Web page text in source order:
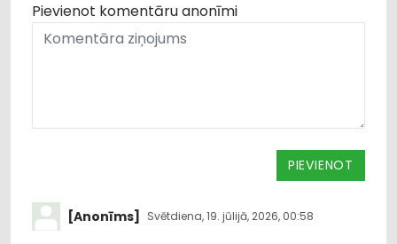
Pievienot komentāru anonīmi
PIEVIENOT
[Anonīms] Svētdiena, 19. jūlijā, 2026, 00:58